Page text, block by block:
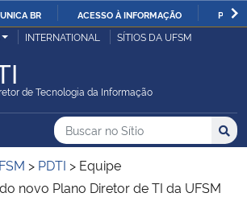
IR
BR ACESSO À INFORMAÇÃO
Pública
INTERNATIONAL SÍTIOS DA UFSM
de Tecnologia da Informação
Principal do Sítio
Busca
Buscar no no Sítio
Busca:
> PDTI > Equipe
novo Plano Diretor de TI da UFSM